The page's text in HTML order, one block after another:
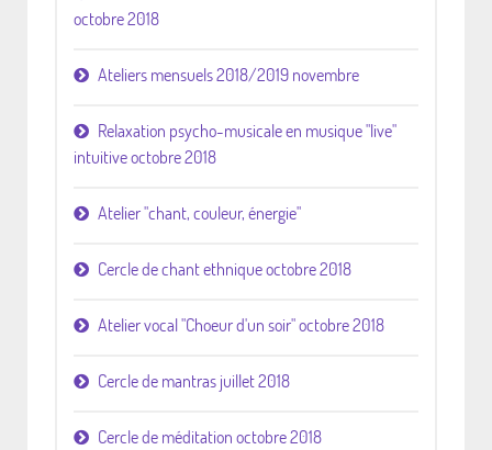
octobre 2018
Ateliers mensuels 2018/2019 novembre
Relaxation psycho-musicale en musique "live"
intuitive octobre 2018
Atelier "chant, couleur, énergie"
Cercle de chant ethnique octobre 2018
Atelier vocal "Choeur d'un soir" octobre 2018
Cercle de mantras juillet 2018
Cercle de méditation octobre 2018